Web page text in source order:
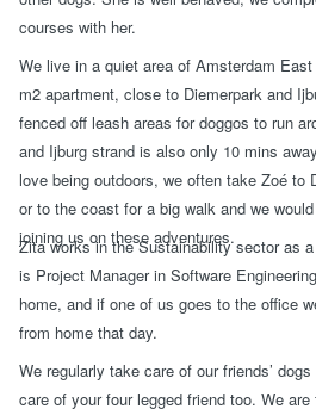
courses with her.
We live in a quiet area of Amsterdam
m2 apartment, close to Diemerpark and
fenced off leash areas for doggos to run
and Ijburg strand is also only 10 mins
love being outdoors, we often take Zoé to
or to the coast for a big walk and we
joining us on these adventures.
Zita works in the Sustainability sector as
is Project Manager in Software
home, and if one of us goes to the office
from home that day.
We regularly take care of our friends’
care of your four legged friend too. We